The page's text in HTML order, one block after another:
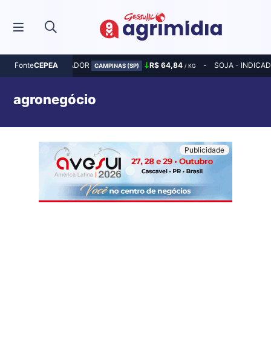
FonteCEPEA
MILHO - INDICADOR CAMPINAS (SP) R$ 64,84 / KG SOJA -
agronegócio